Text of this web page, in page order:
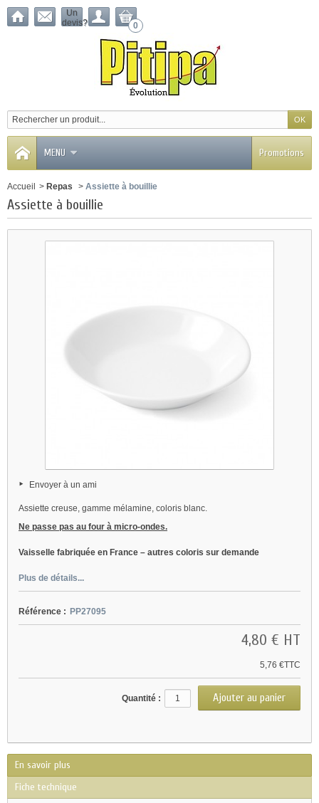
Un
devis?
0
MENU Promotions
Accueil > Repas > Assiette à bouillie
Assiette à bouillie
Envoyer à un ami
Assiette creuse, gamme mélamine, coloris blanc.
Ne passe pas au four à micro-ondes.
Vaisselle fabriquée en France – autres coloris sur demande
Plus de détails...
Référence : PP27095
4,80 € HT
5,76 €TTC
Quantité :
En savoir plus
Fiche technique